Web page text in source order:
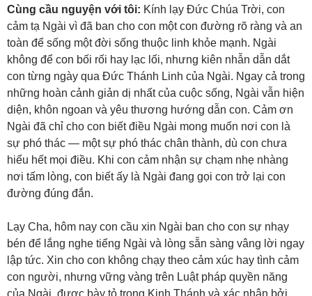
Cùng cầu nguyện với tôi: Kính lạy Đức Chúa Trời, con
cảm tạ Ngài vì đã ban cho con một con đường rõ ràng và an
toàn để sống một đời sống thuộc linh khỏe mạnh. Ngài
không để con bối rối hay lạc lối, nhưng kiên nhẫn dẫn dắt
con từng ngày qua Đức Thánh Linh của Ngài. Ngay cả trong
những hoàn cảnh giản dị nhất của cuộc sống, Ngài vẫn hiện
diện, khôn ngoan và yêu thương hướng dẫn con. Cảm ơn
Ngài đã chỉ cho con biết điều Ngài mong muốn nơi con là
sự phó thác — một sự phó thác chân thành, dù con chưa
hiểu hết mọi điều. Khi con cảm nhận sự chạm nhẹ nhàng
nơi tấm lòng, con biết ấy là Ngài đang gọi con trở lại con
đường đúng đắn.
Lạy Cha, hôm nay con cầu xin Ngài ban cho con sự nhạy
bén để lắng nghe tiếng Ngài và lòng sẵn sàng vâng lời ngay
lập tức. Xin cho con không chạy theo cảm xúc hay tình cảm
con người, nhưng vững vàng trên Luật pháp quyền năng